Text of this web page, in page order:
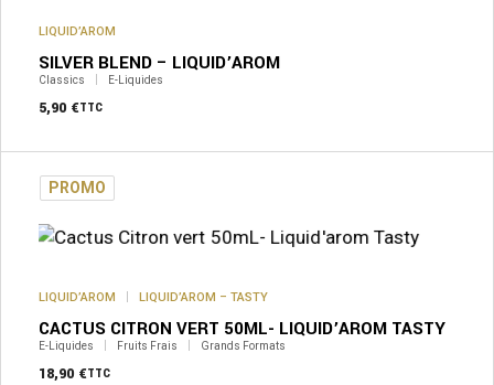
LIQUID’AROM
SILVER BLEND – LIQUID’AROM
Classics E-Liquides
5,90 €TTC
peuvent
choisies
page
produit
PROMO
LIQUID’AROM LIQUID’AROM – TASTY
CACTUS CITRON VERT 50ML- LIQUID’AROM TASTY
E-Liquides Fruits Frais Grands Formats
18,90 €TTC